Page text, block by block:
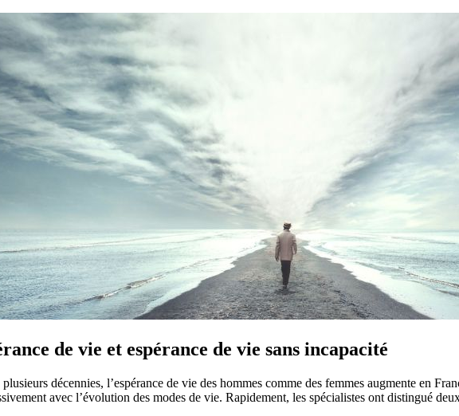
de vie et espérance de vie sans incapacité
décennies, l’espérance de vie des hommes comme des femmes augmente en
avec l’évolution des modes de vie. Rapidement, les spécialistes ont distingué